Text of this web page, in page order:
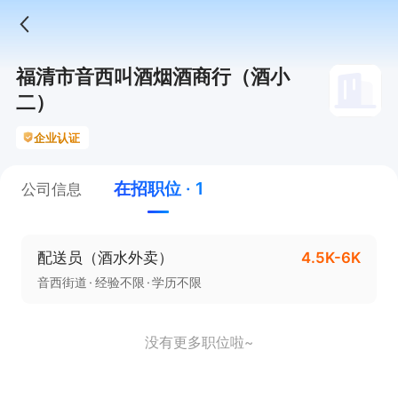
福清市音西叫酒烟酒商行（酒小
二）
企业认证
公司信息 在招职位 · 1
配送员（酒水外卖） 4.5K-6K
音西街道 经验不限 学历不限
没有更多职位啦~